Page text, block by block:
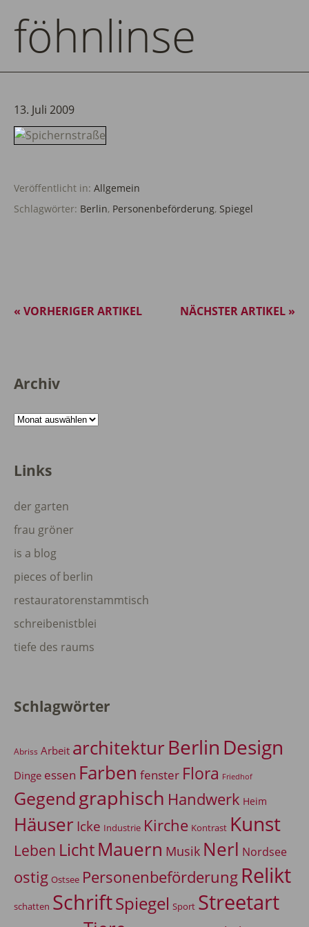
föhnlinse
13. Juli 2009
Veröffentlicht in: Allgemein
Schlagwörter: Berlin, Personenbeförderung, Spiegel
NÄCHSTER ARTIKEL »
« VORHERIGER ARTIKEL
Archiv
Archiv
Links
der garten
frau gröner
is a blog
pieces of berlin
restauratorenstammtisch
schreibenistblei
tiefe des raums
Schlagwörter
Abriss Arbeit architekturBerlin Design
Dinge essen Farben fenster Flora Friedhof
Gegendgraphisch Handwerk Heim
Häuser Icke Industrie Kirche Kontrast Kunst
Leben LichtMauern Musik Nerl Nordsee
ostig Ostsee Personenbeförderung Relikt
schatten SchriftSpiegel Sport Streetart